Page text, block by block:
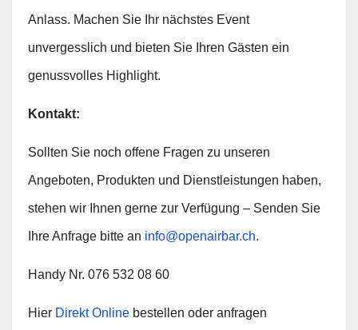
Anlass. Machen Sie Ihr nächstes Event
unvergesslich und bieten Sie Ihren Gästen ein
genussvolles Highlight.
Kontakt:
Sollten Sie noch offene Fragen zu unseren
Angeboten, Produkten und Dienstleistungen haben,
stehen wir Ihnen gerne zur Verfügung – Senden Sie
Ihre Anfrage bitte an info@openairbar.ch.
Handy Nr. 076 532 08 60
Hier Direkt Online bestellen oder anfragen